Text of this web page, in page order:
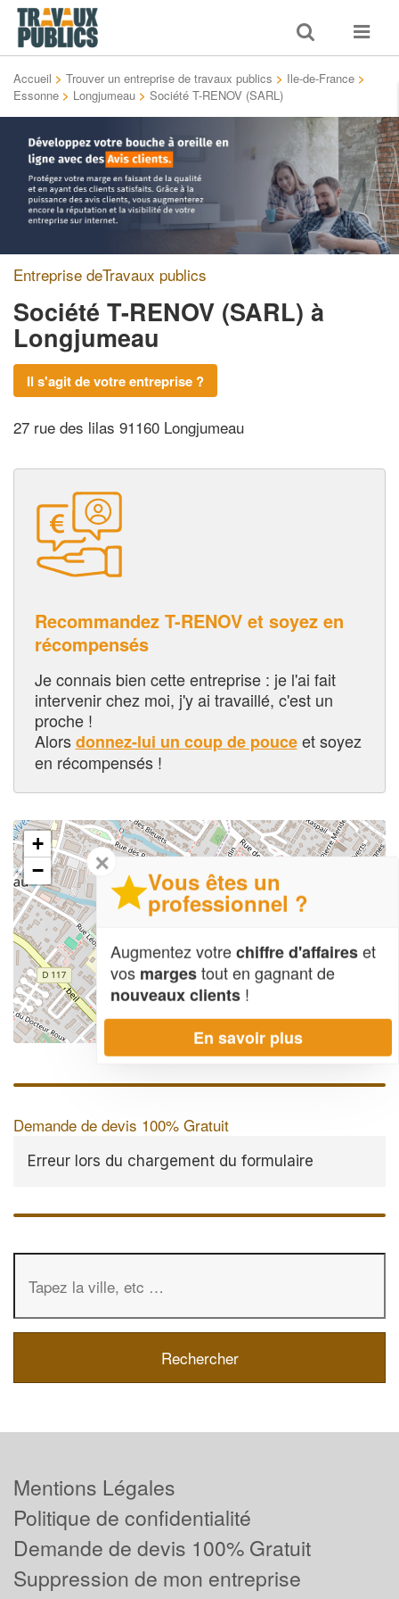
Toggle
search
Toggle
Accueil > Trouver un entreprise de travaux publics > Ile-de-France >
Essonne > Longjumeau > Société T-RENOV (SARL)
Entreprise deTravaux publics
Société T-RENOV (SARL) à
Longjumeau
Il s'agit de votre entreprise ?
27 rue des lilas 91160 Longjumeau
Recommandez T-RENOV et soyez en
récompensés
Je connais bien cette entreprise : je l'ai fait
intervenir chez moi, j'y ai travaillé, c'est un
proche !
Alorsdonnez-lui un coup de pouceet soyez
en récompensés !
+
−
| Map data ©OpenStreetMap contributors,
Demande de devis 100% Gratuit
Erreur lors du chargement du formulaire
✕
Vous êtes un
professionnel ?
Augmentez votrechiffre d'affaireset
vos margestout en gagnant de
nouveaux clients !
En savoir plus
Mentions Légales
Politique de confidentialité
Demande de devis 100% Gratuit
Suppression de mon entreprise